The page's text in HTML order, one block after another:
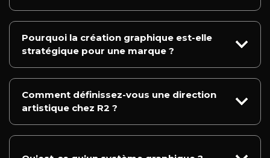
Pourquoi la création graphique est-elle
stratégique pour une marque ?
Comment définissez-vous une direction
artistique chez R2 ?